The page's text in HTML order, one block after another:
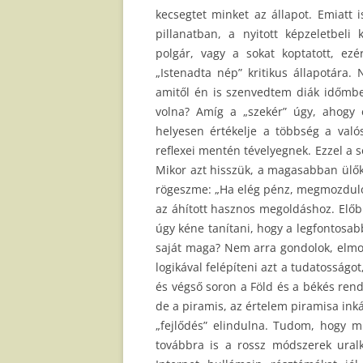
kecsegtet minket az állapot. Emiatt
pillanatban, a nyitott képzeletbeli
polgár, vagy a sokat koptatott,
„Istenadta nép” kritikus állapotára.
amitől én is szenvedtem diák
volna? Amíg a „szekér” úgy,
helyesen értékelje a többség a
reflexei mentén tévelyegnek. Ezzel
Mikor azt hisszük, a magasabban
rögeszme: „Ha elég pénz,
az áhított hasznos megoldáshoz.
úgy kéne tanítani, hogy a
saját maga? Nem arra gondolok,
logikával felépíteni azt a
és végső soron a Föld és a békés
de a piramis, az értelem piramisa
„fejlődés” elindulna. Tudom, hogy
továbbra is a rossz módszerek